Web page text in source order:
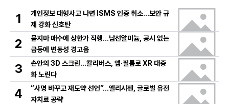
1
개인정보 대형사고 나면 ISMS 인증 취소…보안 규
제 강화 신호탄
2
묻지마 매수에 상한가 직행…남선알미늄, 공시 없는
급등에 변동성 경고음
3
손안의 3D 스크린…칼리버스, 앱·필름로 XR 대중
화 노린다
4
“사명 바꾸고 재도약 선언”…엘리시젠, 글로벌 유전
자치료 공략